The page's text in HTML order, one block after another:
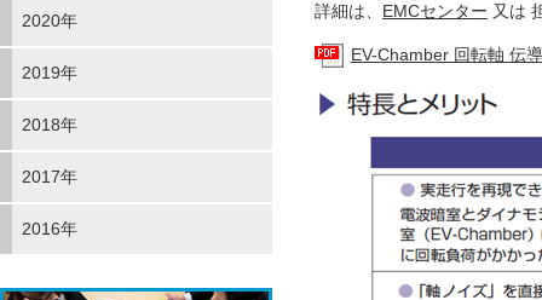
詳細は、 EMCセンター 又は
EV-Chamber 回転軸 伝
2020年
2019年
2018年
2017年
2016年